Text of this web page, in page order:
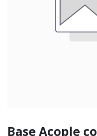
Base Acople